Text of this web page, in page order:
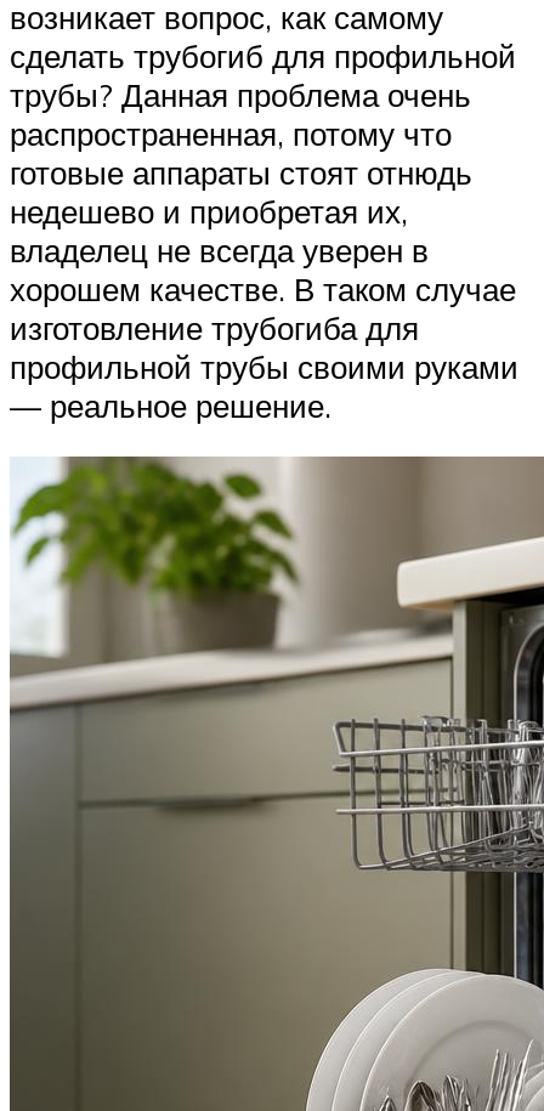
возникает вопрос, как самому
сделать трубогиб для профильной
трубы? Данная проблема очень
распространенная, потому что
готовые аппараты стоят отнюдь
недешево и приобретая их,
владелец не всегда уверен в
хорошем качестве. В таком случае
изготовление трубогиба для
профильной трубы своими руками
— реальное решение.